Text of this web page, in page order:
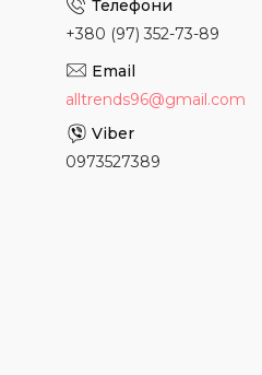
+380 (97) 352-73-89
alltrends96@gmail.com
0973527389